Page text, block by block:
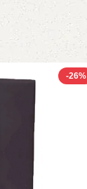
-26%